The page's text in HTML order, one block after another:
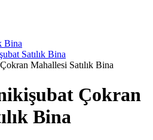
Bina
Satılık Bina
Mahallesi Satılık Bina
Çokran
Bina